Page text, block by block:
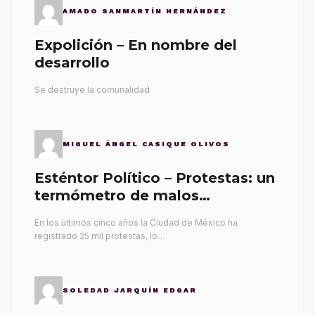
AMADO SANMARTÍN HERNÁNDEZ
Expolición – En nombre del
desarrollo
Se destruye la comunalidad
MIGUEL ÁNGEL CASIQUE OLIVOS
Esténtor Político – Protestas: un
termómetro de malos
En los últimos cinco años la Ciudad de México ha
registrado 25 mil protestas, lo…
SOLEDAD JARQUÍN EDGAR